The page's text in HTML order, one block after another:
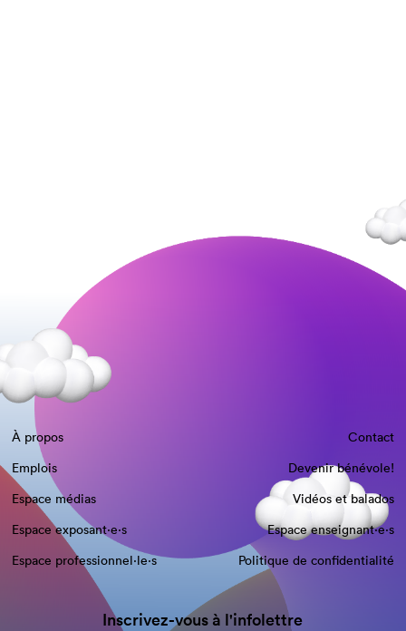
À propos
Contact
Emplois
Devenir bénévole!
Espace médias
Vidéos et balados
Espace exposant·e⋅s
Espace enseignant·e⋅s
Espace professionnel·le⋅s
Politique de confidentialité
Inscrivez-vous à l'infolettre